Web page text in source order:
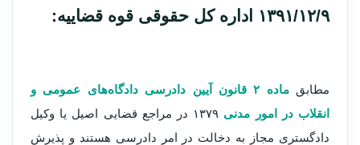
۱۳۹۱/۱۲/۹ اداره کل حقوقی قوه قضاییه:
مطابق
ماده ۲ قانون آیین دادرسی دادگاه‌های عمومی و
انقلاب در امور مدنی
۱۳۷۹ در مراجع قضایی اصیل یا وکیل
دادگستری مجاز به دخالت در امر دادرسی هستند و پذیرش